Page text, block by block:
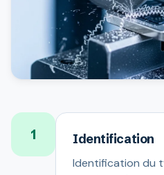
1 Identification
Identification du